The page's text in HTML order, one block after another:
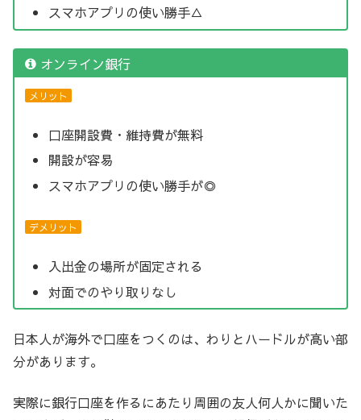
スマホアプリの使い勝手△
オンライン銀行
メリット
口座開設費・維持費が無料
開設が容易
スマホアプリの使い勝手が◎
デメリット
入出金の場所が固定される
対面でのやり取りなし
日本人が海外で口座をつくのは、わりとハードルが高い部
分があります。
実際に銀行口座を作るにあたり周囲の友人何人かに聞いた